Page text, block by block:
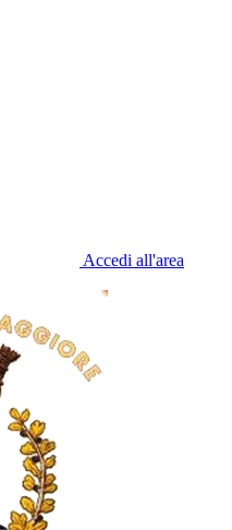
Accedi all'area